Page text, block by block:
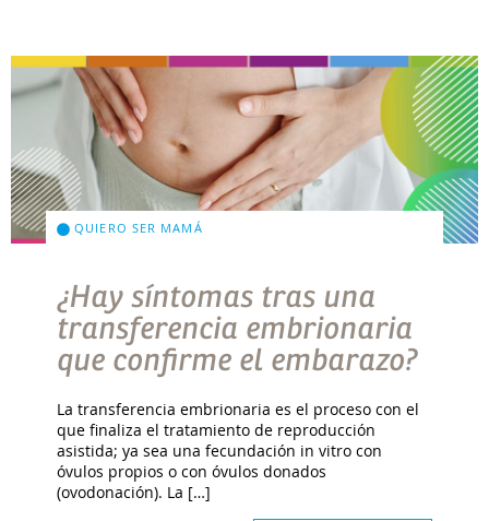
QUIERO SER MAMÁ
¿Hay síntomas tras una
transferencia embrionaria
que confirme el embarazo?
La transferencia embrionaria es el proceso con el
que finaliza el tratamiento de reproducción
asistida; ya sea una fecundación in vitro con
óvulos propios o con óvulos donados
(ovodonación). La […]